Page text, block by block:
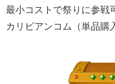
最小コストで祭りに参戦
カリビアンコム（単品購